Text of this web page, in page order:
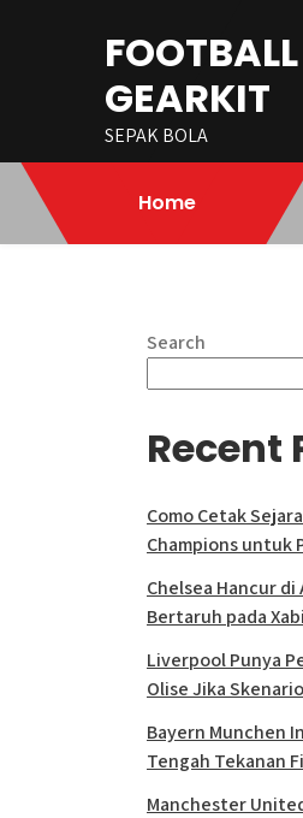
FOOTBALL
GEARKIT
SEPAK BOLA
Home
Search
Recent
Como Cetak
Champions untuk
Chelsea Hancur di
Bertaruh pada
Liverpool Punya
Olise Jika
Bayern Munchen
Tengah Tekanan
Manchester